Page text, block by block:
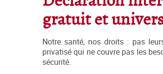
gratuit et
Notre santé, nos droits : pas
privatisé qui ne couvre pas les
sécurité.